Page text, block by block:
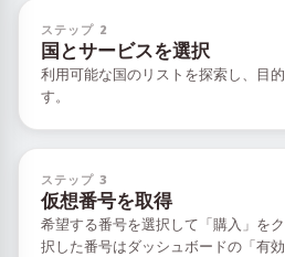
ステップ 2
国とサービスを選択
利用可能な国のリストを探索し、目
す。
ステップ 3
仮想番号を取得
希望する番号を選択して「購入」を
択した番号はダッシュボードの「有